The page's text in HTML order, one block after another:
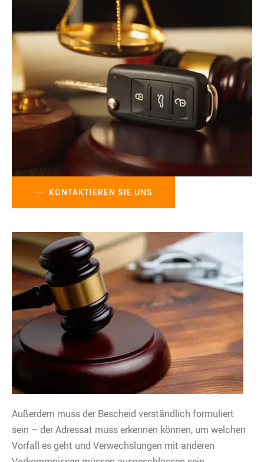
KONTAKTIEREN SIE UNS
Außerdem muss der Bescheid verständlich formuliert
sein – der Adressat muss erkennen können, um welchen
Vorfall es geht und Verwechslungen mit anderen